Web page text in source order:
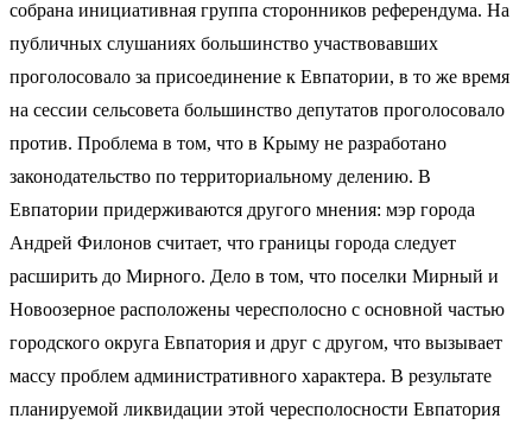
собрана инициативная группа сторонников референдума. На
публичных слушаниях большинство участвовавших
проголосовало за присоединение к Евпатории, в то же время
на сессии сельсовета большинство депутатов проголосовало
против. Проблема в том, что в Крыму не разработано
законодательство по территориальному делению. В
Евпатории придерживаются другого мнения: мэр города
Андрей Филонов считает, что границы города следует
расширить до Мирного. Дело в том, что поселки Мирный и
Новоозерное расположены чересполосно с основной частью
городского округа Евпатория и друг с другом, что вызывает
массу проблем административного характера. В результате
планируемой ликвидации этой чересполосности Евпатория